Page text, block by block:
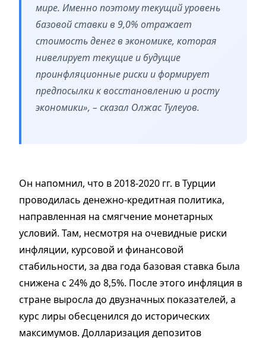
мире. Именно поэтому текущий уровень
базовой ставки в 9,0% отражает
стоимость денег в экономике, которая
нивелирует текущие и будущие
проинфляционные риски и формирует
предпосылки к восстановлению и росту
экономики», – сказал Олжас Тулеуов.
Он напомнил, что в 2018-2020 гг. в Турции
проводилась денежно-кредитная политика,
направленная на смягчение монетарных
условий. Там, несмотря на очевидные риски
инфляции, курсовой и финансовой
стабильности, за два года базовая ставка была
снижена с 24% до 8,5%. После этого инфляция в
стране выросла до двузначных показателей, а
курс лиры обесценился до исторических
максимумов. Долларизация депозитов